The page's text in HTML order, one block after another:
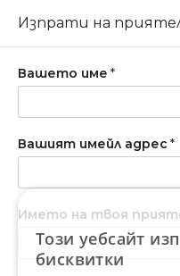
Изпрати на
Вашето име *
Вашият имейл адрес *
Името на твоя
Този уебсайт
бисквитки